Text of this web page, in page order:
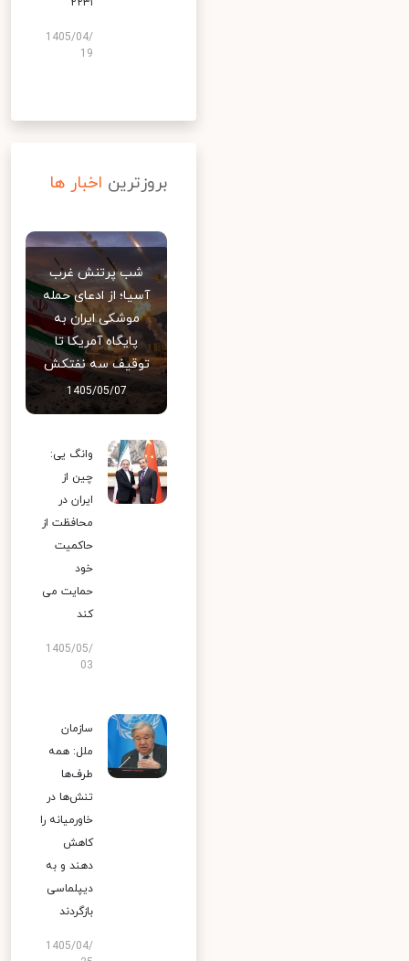
1405/04/
19
بروزترین اخبار ها
شب پرتنش غرب
آسیا؛ از ادعای حمله
موشکی ایران به
پایگاه آمریکا تا
توقیف سه نفتکش
1405/05/07
وانگ یی:
چین از
ایران در
محافظت از
حاکمیت
خود
حمایت می
کند
1405/05/
03
سازمان
ملل: همه
طرف‌ها
تنش‌ها در
خاورمیانه را
کاهش
دهند و به
دیپلماسی
بازگردند
1405/04/